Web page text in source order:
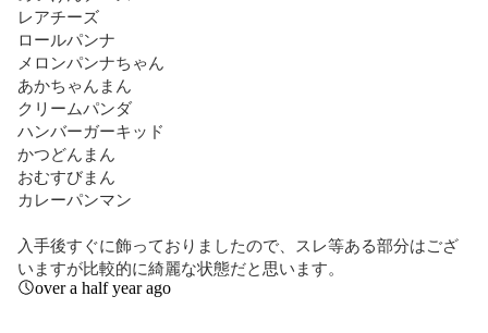
レアチーズ
ロールパンナ
メロンパンナちゃん
あかちゃんまん
クリームパンダ
ハンバーガーキッド
かつどんまん
おむすびまん
カレーパンマン
入手後すぐに飾っておりましたので、スレ等ある部分はござ
いますが比較的に綺麗な状態だと思います。
over a half year ago